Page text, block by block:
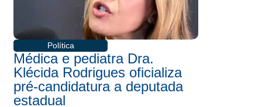
Política
Médica e pediatra Dra.
Klécida Rodrigues oficializa
pré-candidatura a deputada
estadual